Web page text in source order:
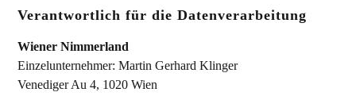
Verantwortlich für die Datenverarbeitung
Wiener Nimmerland
Einzelunternehmer: Martin Gerhard Klinger
Venediger Au 4, 1020 Wien